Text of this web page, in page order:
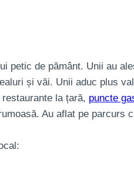
petic de pământ. Unii au
și văi. Unii aduc plus
la țară, puncte
Au aflat pe parcurs